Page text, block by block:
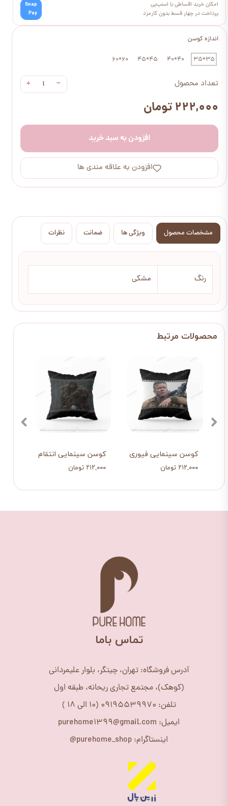
اندازه کوسن
35*35
40*40
45*45
60*60
تعداد محصول −
+
۲۲۲,۰۰۰ تومان
افزودن به سبد خرید
افزودن به علاقه مندی ها
امکان خرید اقساطی با اسنپ‌پی
پرداخت در چهار قسط بدون کارمزد
Snap
Pay
مشخصات محصول ویژگی ها ضمانت نظرات
رنگ مشکی
کوسن سینمایی انتقام
۲۱۲,۰۰۰ تومان
کوسن سینمایی فیوری
۲۱۲,۰۰۰ تومان
​تماس باما
آدرس فروشگاه: تهران، چیتگر، بلوار علیمردانی
(کوهک)، مجتمع تجاری ریحانه، طبقه اول
تلفن: 09195539970 (10 الی 18 )
ایمیل: purehome1399@gmail.com
اینستاگرام: purehome_shop@